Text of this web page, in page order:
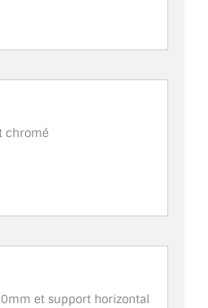
chromé
et support horizontal